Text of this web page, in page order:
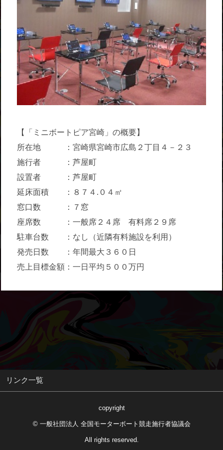
【「ミニボートピア宮崎」の概要】
所在地 ：宮崎県宮崎市広島２丁目４－２３
施行者 ：芦屋町
設置者 ：芦屋町
延床面積 ：８７４.０４㎡
窓口数 ：７窓
座席数 ：一般席２４席 有料席２９席
駐車台数 ：なし（近隣有料施設を利用）
発売日数 ：年間最大３６０日
売上目標金額：一日平均５００万円
リンク一覧
copyright
© 一般社団法人 全国モーターボート競走施行者協議会
All rights reserved.